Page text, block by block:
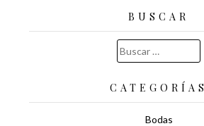
BUSCAR
Buscar:
CATEGORÍAS
Bodas